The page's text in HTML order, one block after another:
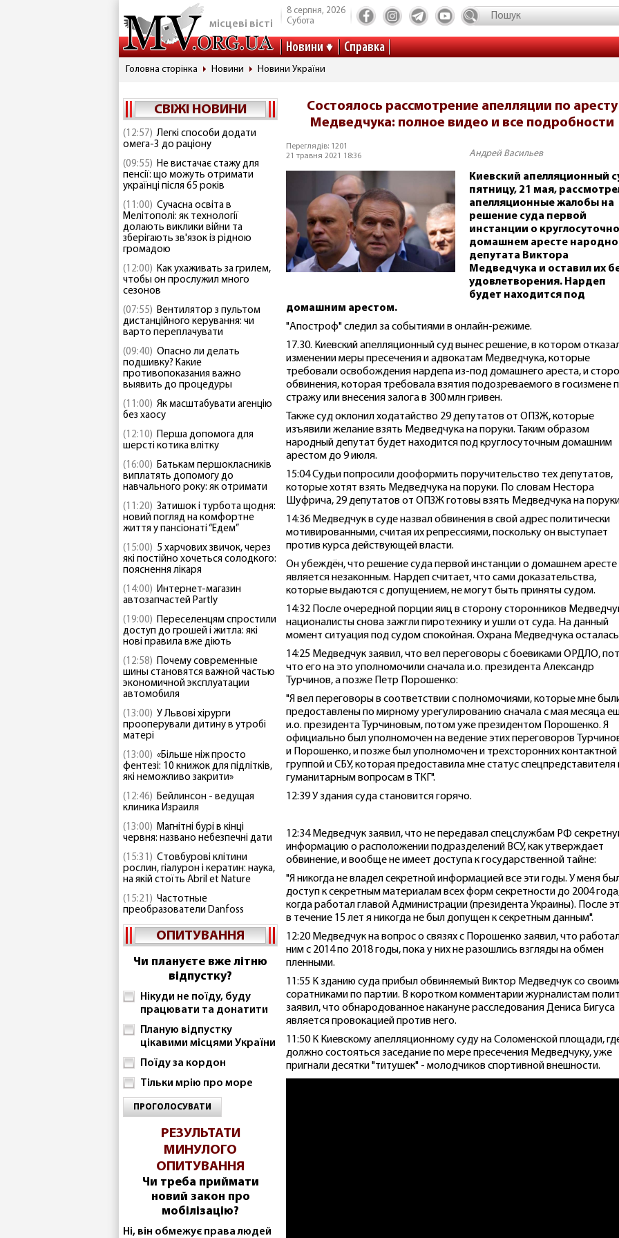
місцеві вісті
8 серпня, 2026
Субота
Новини Справка
Головна сторінка Новини Новини України
СВІЖІ НОВИНИ
(12:57) Легкі способи додати
омега-3 до раціону
(09:55) Не вистачає стажу для
пенсії: що можуть отримати
українці після 65 років
(11:00) Сучасна освіта в
Мелітополі: як технології
долають виклики війни та
зберігають зв'язок із рідною
громадою
(12:00) Как ухаживать за грилем,
чтобы он прослужил много
сезонов
(07:55) Вентилятор з пультом
дистанційного керування: чи
варто переплачувати
(09:40) Опасно ли делать
подшивку? Какие
противопоказания важно
выявить до процедуры
(11:00) Як масштабувати агенцію
без хаосу
(12:10) Перша допомога для
шерсті котика влітку
(16:00) Батькам першокласників
виплатять допомогу до
навчального року: як отримати
(11:20) Затишок і турбота щодня:
новий погляд на комфортне
життя у пансіонаті “Едем”
(15:00) 5 харчових звичок, через
які постійно хочеться солодкого:
пояснення лікаря
(14:00) Интернет-магазин
автозапчастей Partly
(19:00) Переселенцям спростили
доступ до грошей і житла: які
нові правила вже діють
(12:58) Почему современные
шины становятся важной частью
экономичной эксплуатации
автомобиля
(13:00) У Львові хірурги
прооперували дитину в утробі
матері
(13:00) «Більше ніж просто
фентезі: 10 книжок для підлітків,
які неможливо закрити»
(12:46) Бейлинсон - ведущая
клиника Израиля
(13:00) Магнітні бурі в кінці
червня: названо небезпечні дати
(15:31) Стовбурові клітини
рослин, гіалурон і кератин: наука,
на якій стоїть Abril et Nature
(15:21) Частотные
преобразователи Danfoss
ОПИТУВАННЯ
Чи плануєте вже літню
відпустку?
Нікуди не поїду, буду
працювати та донатити
Планую відпустку
цікавими місцями України
Поїду за кордон
Тільки мрію про море
ПРОГОЛОСУВАТИ
РЕЗУЛЬТАТИ
МИНУЛОГО
ОПИТУВАННЯ
Чи треба приймати
новий закон про
мобілізацію?
Ні, він обмежує права людей
Состоялось рассмотрение апелляции по аресту
Медведчука: полное видео и все подробности
Переглядів: 1201
21 травня 2021 18:36
Андрей Васильев
Киевский апелляционный
пятницу, 21 мая,
апелляционные жалобы на
решение суда первой
инстанции о
домашнем аресте
депутата Виктора
Медведчука и оставил их
удовлетворения. Нардеп
будет находится под
домашним арестом.
"Апостроф" следил за событиями в онлайн-режиме.
17.30. Киевский апелляционный суд вынес решение, в котором
изменении меры пресечения и адвокатам Медведчука, которые
требовали освобождения нардепа из-под домашнего ареста, и
обвинения, которая требовала взятия подозреваемого в госизмене
стражу или внесения залога в 300 млн гривен.
Также суд оклонил ходатайство 29 депутатов от ОПЗЖ, которые
изъявили желание взять Медведчука на поруки. Таким образом
народный депутат будет находится под круглосуточным домашним
арестом до 9 июля.
15:04 Судьи попросили дооформить поручительство тех депутатов,
которые хотят взять Медведчука на поруки. По словам Нестора
Шуфрича, 29 депутатов от ОПЗЖ готовы взять Медведчука на
14:36 Медведчук в суде назвал обвинения в свой адрес политически
мотивированными, считая их репрессиями, поскольку он выступает
против курса действующей власти.
Он убеждён, что решение суда первой инстанции о домашнем аресте
является незаконным. Нардеп считает, что сами доказательства,
которые выдаются с допущением, не могут быть приняты судом.
14:32 После очередной порции яиц в сторону сторонников
националисты снова зажгли пиротехнику и ушли от суда. На данный
момент ситуация под судом спокойная. Охрана Медведчука
14:25 Медведчук заявил, что вел переговоры с боевиками ОРДЛО,
что его на это уполномочили сначала и.о. президента Александр
Турчинов, а позже Петр Порошенко:
"Я вел переговоры в соответствии с полномочиями, которые мне
предоставлены по мирному урегулированию сначала с мая месяца
и.о. президента Турчиновым, потом уже президентом Порошенко. Я
официально был уполномочен на ведение этих переговоров
и Порошенко, и позже был уполномочен и трехсторонних контактной
группой и СБУ, которая предоставила мне статус спецпредставителя
гуманитарным вопросам в ТКГ".
12:39 У здания суда становится горячо.
12:34 Медведчук заявил, что не передавал спецслужбам РФ
информацию о расположении подразделений ВСУ, как утверждает
обвинение, и вообще не имеет доступа к государственной тайне:
"Я никогда не владел секретной информацией все эти годы. У меня
доступ к секретным материалам всех форм секретности до 2004
когда работал главой Администрации (президента Украины). После
в течение 15 лет я никогда не был допущен к секретным данным".
12:20 Медведчук на вопрос о связях с Порошенко заявил, что
ним с 2014 по 2018 годы, пока у них не разошлись взгляды на обмен
пленными.
11:55 К зданию суда прибыл обвиняемый Виктор Медведчук со
соратниками по партии. В коротком комментарии журналистам
заявил, что обнародованное накануне расследования Дениса Бигуса
является провокацией против него.
11:50 К Киевскому апелляционному суду на Соломенской площади,
должно состояться заседание по мере пресечения Медведчуку, уже
пригнали десятки "титушек" - молодчиков спортивной внешности.